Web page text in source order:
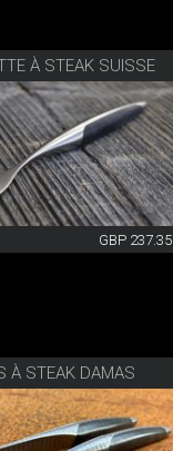
À STEAK SUISSE
GBP 237.35
À STEAK DAMAS